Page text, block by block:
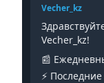
Vecher_kz
Vecher_kz!
📰
⚡️